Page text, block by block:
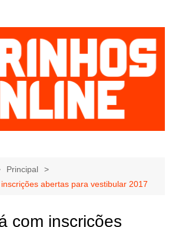
Principal
abertas para vestibular 2017
com inscrições